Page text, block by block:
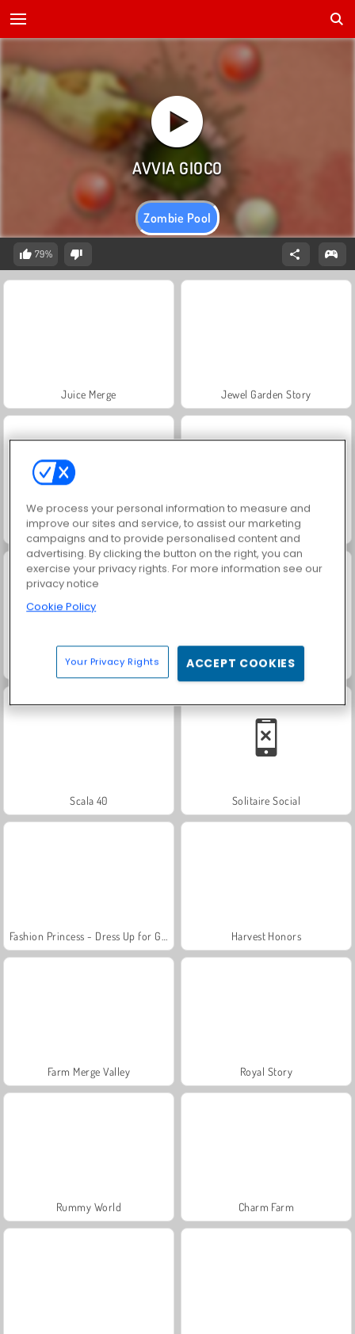
Zombie Pool
79%
Juice Merge Jewel Garden Story
Trollface Quest: USA 2 Grand Mahjong Connect
Masha and the Bear: Meadows Heroes of Myths
Scala 40 Solitaire Social
Harvest Honors
Farm Merge Valley Royal Story
Rummy World Charm Farm
We process your personal information to measure and
improve our sites and service, to assist our marketing
campaigns and to provide personalised content and
advertising. By clicking the button on the right, you can
exercise your privacy rights. For more information see our
privacy notice
Cookie Policy
Your Privacy Rights ACCEPT COOKIES